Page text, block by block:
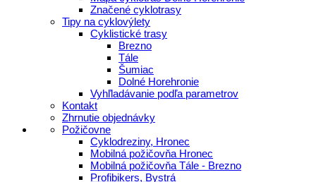
Značené cyklotrasy
Tipy na cyklovýlety
Cyklistické trasy
Brezno
Tále
Šumiac
Dolné Horehronie
Vyhľladávanie podľa parametrov
Kontakt
Zhrnutie objednávky
Požičovne
Cyklodreziny, Hronec
Mobilná požičovňa Hronec
Mobilná požičovňa Tále - Brezno
Profibikers, Bystrá